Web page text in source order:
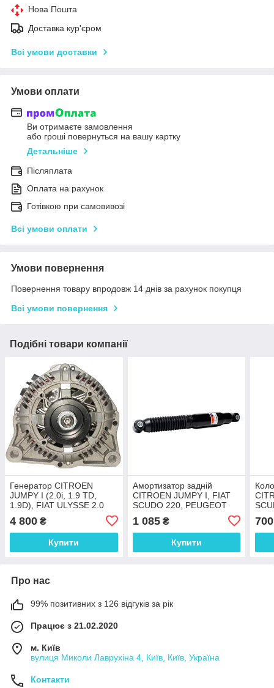
Нова Пошта
Доставка кур'єром
Всі умови доставки
Умови оплати
Ви отримаєте замовлення
або гроші повернуться на вашу картку
Детальніше
Післяплата
Оплата на рахунок
Готівкою при самовивозі
Всі умови оплати
Умови повернення
Повернення товару впродовж 14 днів за рахунок покупця
Всі умови повернення
Подібні товари компанії
Генератор CITROEN
JUMPY I (2.0i, 1.9 TD,
1.9D), FIAT ULYSSE 2.0
JTD, SCUDO (2.0, 2.0 JTD)
80А
4 800 ₴
Купити
Амортизатор задній
CITROEN JUMPY I, FIAT
SCUDO 220, PEUGEOT
(втулка сайлентблока
45мм)
1 085₴
Купити
700
Про нас
99% позитивних з 126 відгуків за рік
Працює з 21.02.2020
м. Київ
вулиця Миколи Лаврухіна 4, Київ, Київ, Україна
Контакти